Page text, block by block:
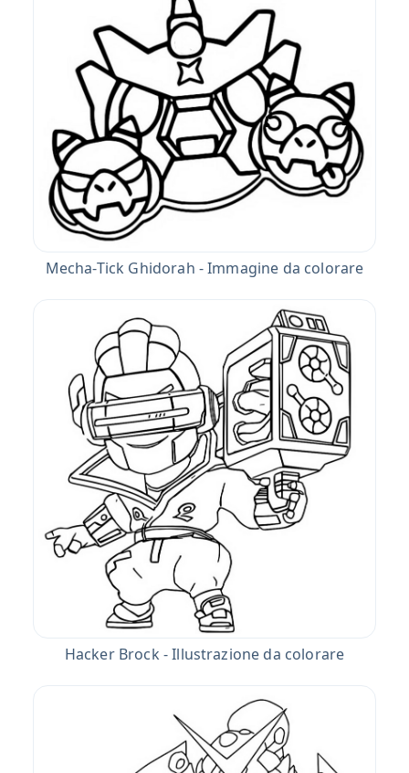
Mecha-Tick Ghidorah - Immagine da colorare
Hacker Brock - Illustrazione da colorare